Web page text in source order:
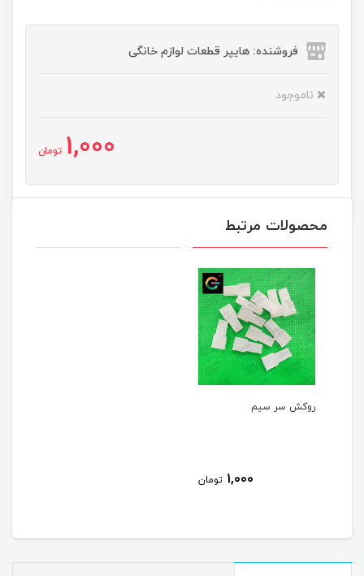
فروشنده: هایپر قطعات لوازم خانگی
ناموجود
1,000 تومان
محصولات مرتبط
روکش سر سیم
1,000 تومان